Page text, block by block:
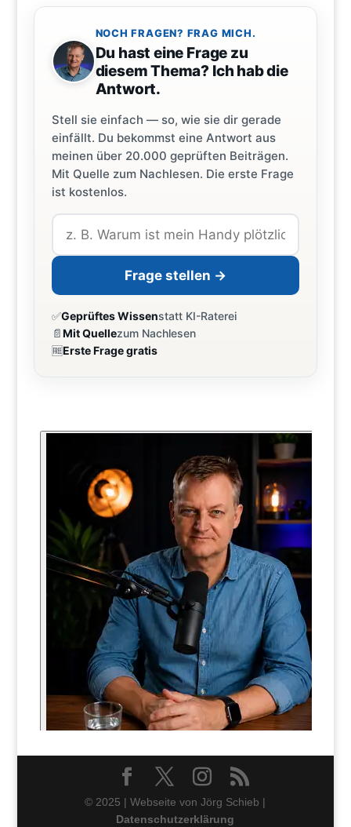
NOCH FRAGEN? FRAG MICH.
Du hast eine Frage zu
diesem Thema? Ich hab die
Antwort.
Stell sie einfach — so, wie sie dir gerade
einfällt. Du bekommst eine Antwort aus
meinen über 20.000 geprüften Beiträgen.
Mit Quelle zum Nachlesen. Die erste Frage
ist kostenlos.
Frage stellen →
✅Geprüftes Wissenstatt KI-Raterei
📄Mit Quellezum Nachlesen
🆓Erste Frage gratis
© 2025 | Webseite von Jörg Schieb |
Datenschutzerklärung